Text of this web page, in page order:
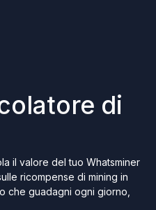
di
il valore del tuo Whatsminer
ricompense di mining in
che guadagni ogni giorno,